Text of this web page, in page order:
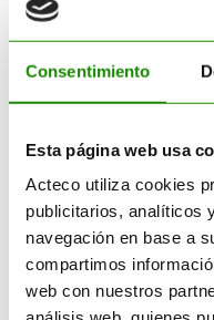
Consentimiento
Esta página web usa
Acteco utiliza cookies
publicitarios, analíticos
navegación en base a
compartimos
web con nuestros
que llegan a los
maximizar la
materiales y energía.
un futuro
En Acteco hemos
posible combinar
económico con la
medio ambiente